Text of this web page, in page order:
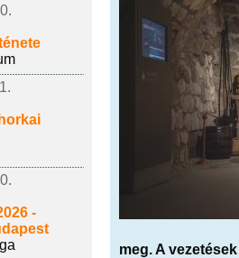
-
meg. A